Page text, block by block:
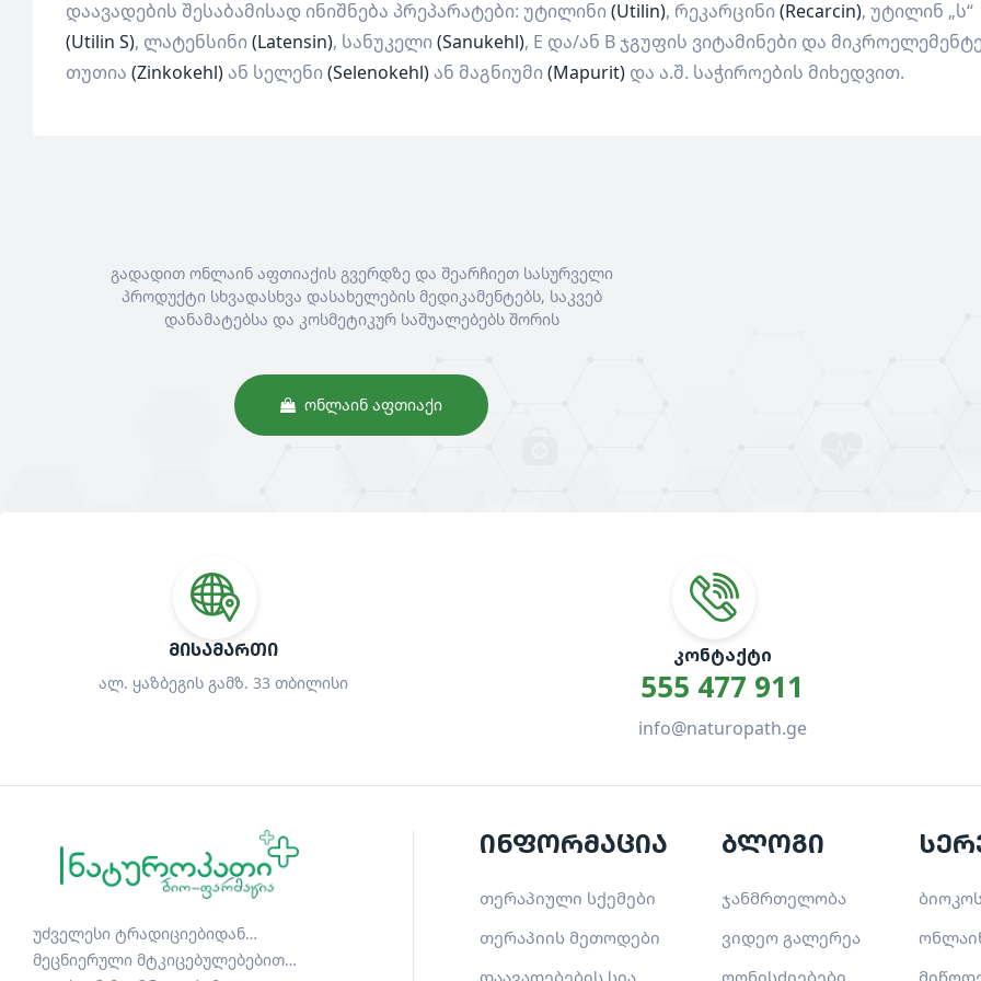
დაავადების შესაბამისად ინიშნება პრეპარატები: უტილინი(Utilin), რეკარცინი(Recarcin), უტილინ „ს“
(Utilin S), ლატენსინი(Latensin), სანუკელი(Sanukehl), E და/ან B ჯგუფის ვიტამინები და
თუთია (Zinkokehl) ან სელენი(Selenokehl) ან მაგნიუმი(Mapurit) და ა.შ. საჭიროების მიხედვით.
გადადით ონლაინ აფთიაქის გვერდზე და შეარჩიეთ სასურველი
პროდუქტი სხვადასხვა დასახელების მედიკამენტებს, საკვებ
დანამატებსა და კოსმეტიკურ საშუალებებს შორის
ᲝᲜᲚᲐᲘᲜ ᲐᲤᲗᲘᲐᲥᲘ
ᲛᲘᲡᲐᲛᲐᲠᲗᲘ
ალ. ყაზბეგის გამზ. 33 თბილისი
ᲙᲝᲜᲢᲐᲥᲢᲘ
555 477 911
info@naturopath.ge
უძველესი ტრადიციებიდან…
მეცნიერული მტკიცებულებებით…
ინფორმაცია
თერაპიული სქემები
თერაპიის მეთოდები
ბლოგი
ჯანმრთელობა
ვიდეო გალერეა